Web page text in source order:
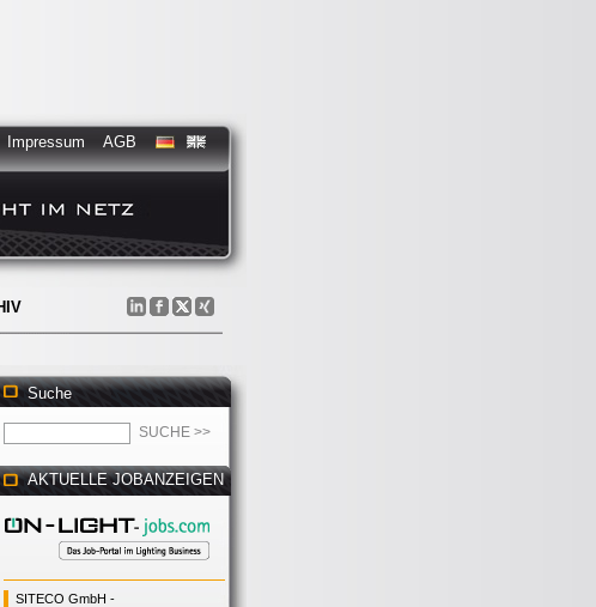
Impressum AGB
Suche
AKTUELLE JOBANZEIGEN
SITECO GmbH -